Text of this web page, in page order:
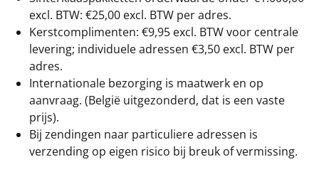
excl. BTW: €25,00 excl. BTW per adres.
Kerstcomplimenten: €9,95 excl. BTW voor centrale
levering; individuele adressen €3,50 excl. BTW per
adres.
Internationale bezorging is maatwerk en op
aanvraag. (België uitgezonderd, dat is een vaste
prijs).
Bij zendingen naar particuliere adressen is
verzending op eigen risico bij breuk of vermissing.